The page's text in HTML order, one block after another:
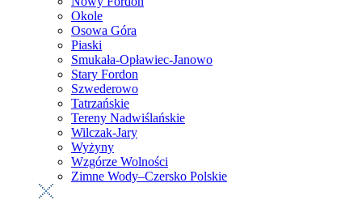
Okole
Osowa Góra
Piaski
Smukała-Opławiec-Janowo
Stary Fordon
Szwederowo
Tatrzańskie
Tereny Nadwiślańskie
Wilczak-Jary
Wyżyny
Wzgórze Wolności
Zimne Wody–Czersko Polskie